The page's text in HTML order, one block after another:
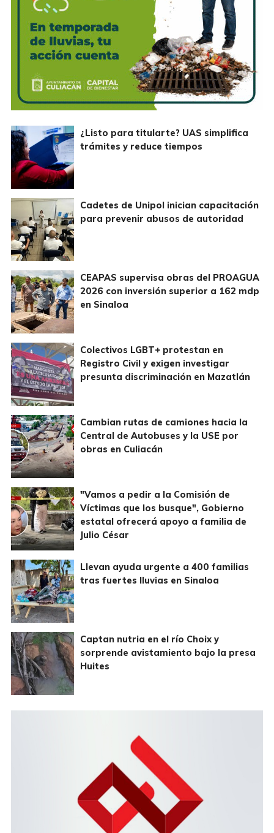
¿Listo para titularte? UAS simplifica
trámites y reduce tiempos
Cadetes de Unipol inician capacitación
para prevenir abusos de autoridad
CEAPAS supervisa obras del PROAGUA
2026 con inversión superior a 162 mdp
en Sinaloa
Colectivos LGBT+ protestan en
Registro Civil y exigen investigar
presunta discriminación en Mazatlán
Cambian rutas de camiones hacia la
Central de Autobuses y la USE por
obras en Culiacán
"Vamos a pedir a la Comisión de
Víctimas que los busque", Gobierno
estatal ofrecerá apoyo a familia de
Julio César
Llevan ayuda urgente a 400 familias
tras fuertes lluvias en Sinaloa
Captan nutria en el río Choix y
sorprende avistamiento bajo la presa
Huites